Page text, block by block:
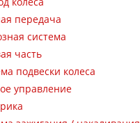
передача
система
часть
подвески колеса
управление